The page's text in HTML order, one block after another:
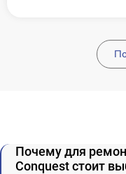
Почему для
Conquest стоит